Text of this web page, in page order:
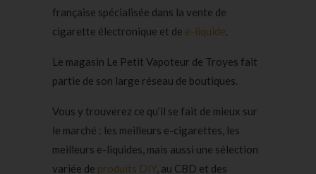
française spécialisée dans la vente de
cigarette électronique et de e-liquide.
Le magasin Le Petit Vapoteur de Troyes fait
partie de son large réseau de boutiques.
Vous y trouverez ce qu’il se fait de mieux sur
le marché : les meilleurs e-cigarettes, les
meilleurs e-liquides, mais aussi une sélection
variée de produits DIY, au CBD et des